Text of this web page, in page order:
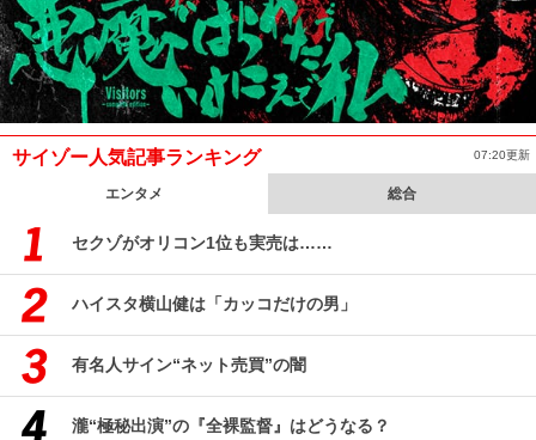
サイゾー人気記事ランキング 07:20更新
エンタメ 総合
セクゾがオリコン1位も実売は……
ハイスタ横山健は「カッコだけの男」
有名人サイン“ネット売買”の闇
瀧“極秘出演”の『全裸監督』はどうなる？